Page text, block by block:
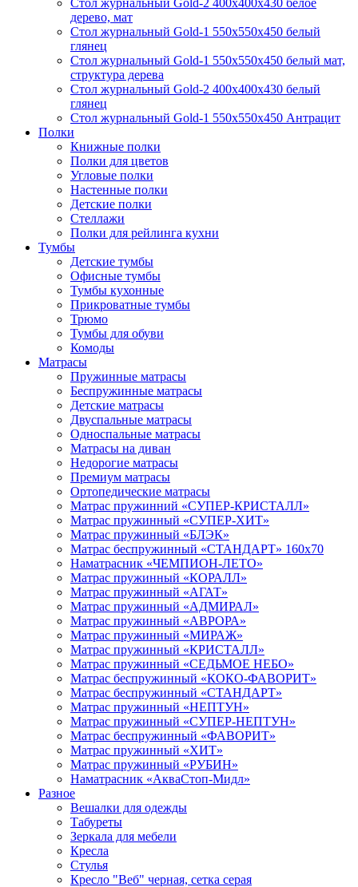
Стол журнальный Gold-2 400х400х430 белое
дерево, мат
Стол журнальный Gold-1 550х550х450 белый
глянец
Стол журнальный Gold-1 550х550х450 белый мат,
структура дерева
Стол журнальный Gold-2 400х400х430 белый
глянец
Стол журнальный Gold-1 550х550х450 Антрацит
Полки
Книжные полки
Полки для цветов
Угловые полки
Настенные полки
Детские полки
Стеллажи
Полки для рейлинга кухни
Тумбы
Детские тумбы
Офисные тумбы
Тумбы кухонные
Прикроватные тумбы
Трюмо
Тумбы для обуви
Комоды
Матрасы
Пружинные матрасы
Беспружинные матрасы
Детские матрасы
Двуспальные матрасы
Односпальные матрасы
Матрасы на диван
Недорогие матрасы
Премиум матрасы
Ортопедические матрасы
Матрас пружинний «СУПЕР-КРИСТАЛЛ»
Матрас пружинный «СУПЕР-ХИТ»
Матрас пружинный «БЛЭК»
Матрас беспружинный «СТАНДАРТ» 160х70
Наматрасник «ЧЕМПИОН-ЛЕТО»
Матрас пружинный «КОРАЛЛ»
Матрас пружинный «АГАТ»
Матрас пружинный «АДМИРАЛ»
Матрас пружинный «АВРОРА»
Матрас пружинный «МИРАЖ»
Матрас пружинный «КРИСТАЛЛ»
Матрас пружинный «СЕДЬМОЕ НЕБО»
Матрас беспружинный «КОКО-ФАВОРИТ»
Матрас беспружинный «СТАНДАРТ»
Матрас пружинный «НЕПТУН»
Матрас пружинный «СУПЕР-НЕПТУН»
Матрас беспружинный «ФАВОРИТ»
Матрас пружинный «ХИТ»
Матрас пружинный «РУБИН»
Наматрасник «АкваСтоп-Мидл»
Разное
Вешалки для одежды
Табуреты
Зеркала для мебели
Кресла
Стулья
Кресло "Веб" черная, сетка серая